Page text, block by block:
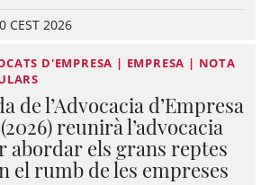
CEST 2026
D'EMPRESA | EMPRESA | NOTA
de l’Advocacia d’Empresa
reunirà l’advocacia
abordar els grans reptes
el rumb de les empreses